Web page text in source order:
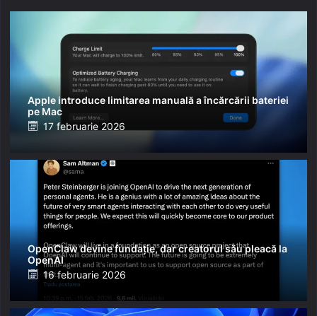
Apple introduce limitarea manuală a încărcării bateriei
pe Mac
Posted
17 februarie 2026
OpenClaw devine fundație, dar creatorul său pleacă la
OpenAI
Posted
16 februarie 2026